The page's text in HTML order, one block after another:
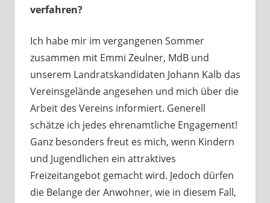
verfahren?
Ich habe mir im vergangenen Sommer
zusammen mit Emmi Zeulner, MdB und
unserem Landratskandidaten Johann Kalb das
Vereinsgelände angesehen und mich über die
Arbeit des Vereins informiert. Generell
schätze ich jedes ehrenamtliche Engagement!
Ganz besonders freut es mich, wenn Kindern
und Jugendlichen ein attraktives
Freizeitangebot gemacht wird. Jedoch dürfen
die Belange der Anwohner, wie in diesem Fall,